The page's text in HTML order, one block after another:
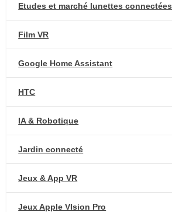
Etudes et marché lunettes connectées
Film VR
Google Home Assistant
HTC
IA & Robotique
Jardin connecté
Jeux & App VR
Jeux Apple VIsion Pro